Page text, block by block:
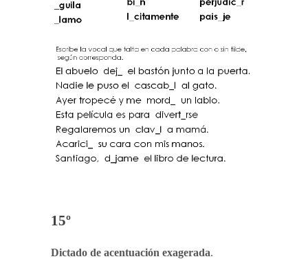
15º
Dictado de acentuación exagerada.